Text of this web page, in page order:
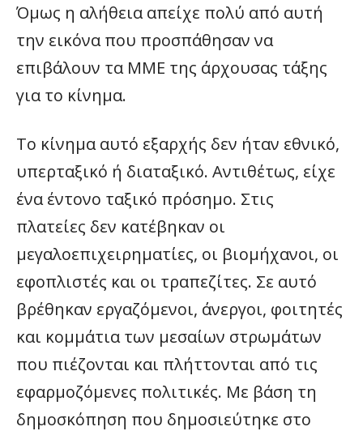
Όμως η αλήθεια απείχε πολύ από αυτή
την εικόνα που προσπάθησαν να
επιβάλουν τα ΜΜΕ της άρχουσας τάξης
για το κίνημα.
Το κίνημα αυτό εξαρχής δεν ήταν εθνικό,
υπερταξικό ή διαταξικό. Αντιθέτως, είχε
ένα έντονο ταξικό πρόσημο. Στις
πλατείες δεν κατέβηκαν οι
μεγαλοεπιχειρηματίες, οι βιομήχανοι, οι
εφοπλιστές και οι τραπεζίτες. Σε αυτό
βρέθηκαν εργαζόμενοι, άνεργοι, φοιτητές
και κομμάτια των μεσαίων στρωμάτων
που πιέζονται και πλήττονται από τις
εφαρμοζόμενες πολιτικές. Με βάση τη
δημοσκόπηση που δημοσιεύτηκε στο